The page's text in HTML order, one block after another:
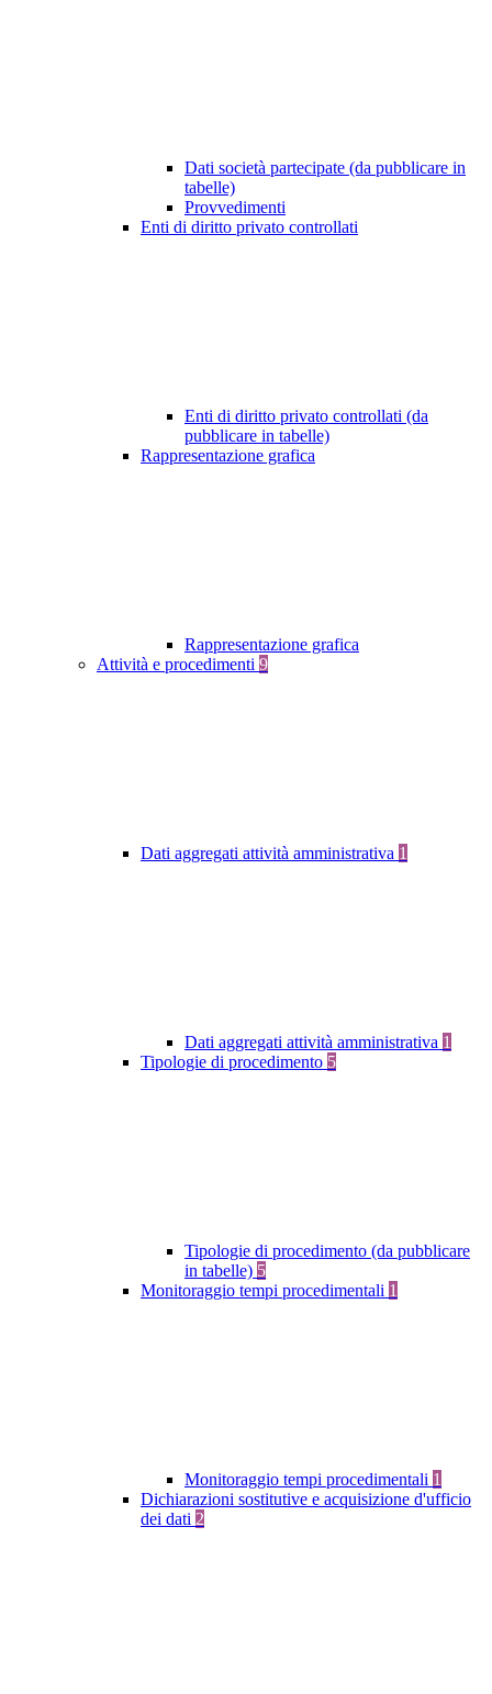
Dati società partecipate (da pubblicare in
tabelle)
Provvedimenti
Enti di diritto privato controllati
Enti di diritto privato controllati (da
pubblicare in tabelle)
Rappresentazione grafica
Rappresentazione grafica
Attività e procedimenti 9
Dati aggregati attività amministrativa 1
Dati aggregati attività amministrativa 1
Tipologie di procedimento 5
Tipologie di procedimento (da pubblicare
in tabelle) 5
Monitoraggio tempi procedimentali 1
Monitoraggio tempi procedimentali 1
Dichiarazioni sostitutive e acquisizione d'ufficio
dei dati 2